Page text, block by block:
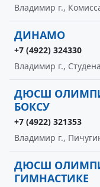
Владимир г.,
ДИНАМО
+7 (4922) 324330
Владимир г.,
ДЮСШ
БОКСУ
+7 (4922) 321353
Владимир г.,
ДЮСШ
ГИМНАСТИКЕ